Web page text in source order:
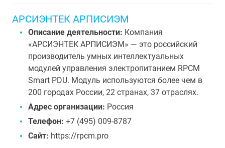
АРСИЭНТЕК АРПИСИЭМ
Описание деятельности: Компания
«АРСИЭНТЕК АРПИСИЭМ» — это российский
производитель умных интеллектуальных
модулей управления электропитанием RPCM
Smart PDU. Модуль используются более чем в
200 городах России, 22 странах, 37 отраслях.
Адрес организации: Россия
Телефон: +7 (495) 009-8787
Сайт: https://rpcm.pro